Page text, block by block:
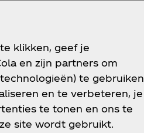
is jouw vertrouwde
heerlijke
serveer je
klikken, geef je
en zijn partners om
te gebruiken
en te verbeteren, je
te tonen en ons te
site wordt gebruikt.